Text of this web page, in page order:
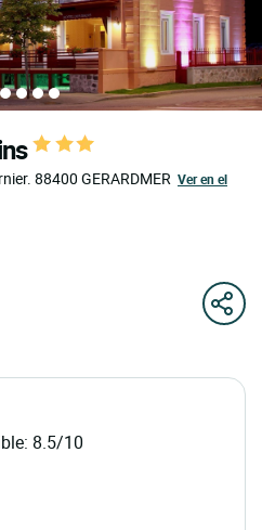
88400 GERARDMER Ver en el
8.5/10